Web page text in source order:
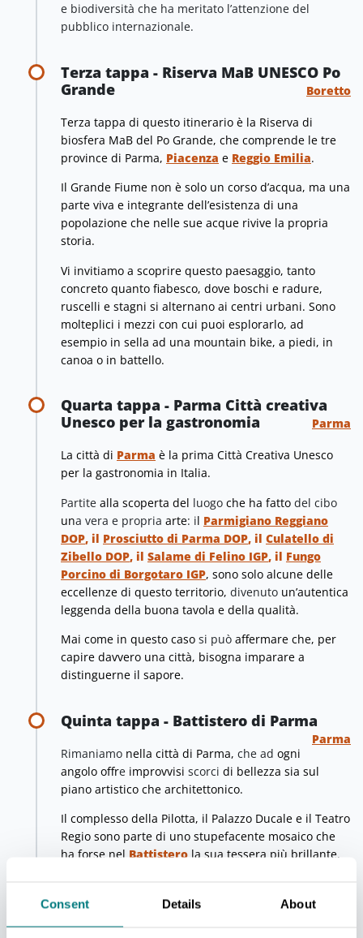
Consent Details About
e biodiversità che ha meritato l’attenzione del
pubblico internazionale.
Terza tappa - Riserva MaB UNESCO Po
Grande
Boretto
Terza tappa di questo itinerario è la Riserva di
biosfera MaB del Po Grande, che comprende le tre
province di Parma, Piacenza e Reggio Emilia.
Il Grande Fiume non è solo un corso d’acqua, ma una
parte viva e integrante dell’esistenza di una
popolazione che nelle sue acque rivive la propria
storia.
Vi invitiamo a scoprire questo paesaggio, tanto
concreto quanto fiabesco, dove boschi e radure,
ruscelli e stagni si alternano ai centri urbani. Sono
molteplici i mezzi con cui puoi esplorarlo, ad
esempio in sella ad una mountain bike, a piedi, in
canoa o in battello.
Quarta tappa - Parma Città creativa
Unesco per la gastronomia
Parma
La città di Parma è la prima Città Creativa Unesco
per la gastronomia in Italia.
Partite alla scoperta del luogo che ha fatto del cibo
una vera e propria arte: il Parmigiano Reggiano
DOP, il Prosciutto di Parma DOP, il Culatello di
Zibello DOP, il Salame di Felino IGP, il Fungo
Porcino di Borgotaro IGP, sono solo alcune delle
eccellenze di questo territorio, divenuto un’autentica
leggenda della buona tavola e della qualità.
Mai come in questo caso si può affermare che, per
capire davvero una città, bisogna imparare a
distinguerne il sapore.
Quinta tappa - Battistero di Parma
Parma
Rimaniamo nella città di Parma, che ad ogni
angolo offre improvvisi scorci di bellezza sia sul
piano artistico che architettonico.
Il complesso della Pilotta, il Palazzo Ducale e il Teatro
Regio sono parte di uno stupefacente mosaico che
ha forse nel Battistero la sua tessera più brillante.
maggiore interesse a livello europeo,
il Battistero